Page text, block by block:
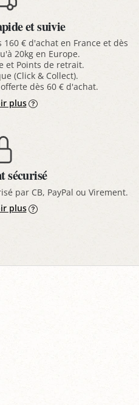
et suivie
€ d'achat en France et dès
20kg en Europe.
et Points de retrait.
(Click & Collect).
dès 60 € d'achat.
plus
sécurisé
par CB, PayPal ou Virement.
plus